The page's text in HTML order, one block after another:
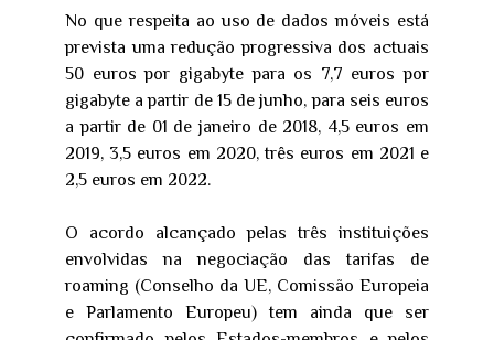
No que respeita ao uso de dados móveis está
prevista uma redução progressiva dos actuais
50 euros por gigabyte para os 7,7 euros por
gigabyte a partir de 15 de junho, para seis euros
a partir de 01 de janeiro de 2018, 4,5 euros em
2019, 3,5 euros em 2020, três euros em 2021 e
2,5 euros em 2022.
O acordo alcançado pelas três instituições
envolvidas na negociação das tarifas de
roaming (Conselho da UE, Comissão Europeia
e Parlamento Europeu) tem ainda que ser